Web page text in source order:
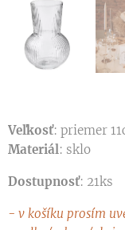
Veľkosť: priemer
Materiál: sklo
Dostupnosť: 21ks
- v košíku prosím